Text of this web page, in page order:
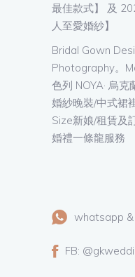
最佳款式】 及
人至愛婚紗】
Bridal Gown
Photography。
色列 NOYA· 烏
婚紗晚裝/中式裙
Size新娘/租賃及
婚禮一條龍服務
whatsapp
FB: